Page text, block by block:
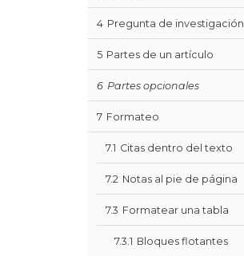
4 Pregunta de investigación
5 Partes de un artículo
6 Partes opcionales
7 Formateo
7.1 Citas dentro del texto
7.2 Notas al pie de página
7.3 Formatear una tabla
7.3.1 Bloques flotantes